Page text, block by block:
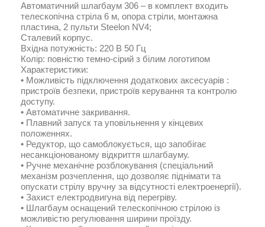
Автоматичний шлагбаум 306 – в комплект входить
телескопічна стріла 6 м, опора стріли, монтажна
пластина, 2 пульти Steelon NV4;
Сталевий корпус.
Вхідна потужність: 220 В 50 Гц
Колір: повністю темно-сірий з білим логотипом
Характеристики:
• Можливість підключення додаткових аксесуарів :
пристроїв безпеки, пристроїв керування та контролю
доступу.
• Автоматичне закривання.
• Плавний запуск та уповільнення у кінцевих
положеннях.
• Редуктор, що самоблокується, що запобігає
несанкціонованому відкриття шлагбауму.
• Ручне механічне розблокування (спеціальний
механізм розчеплення, що дозволяє піднімати та
опускати стрілу вручну за відсутності електроенергії).
• Захист електродвигуна від перегріву.
• Шлагбаум оснащений телескопічною стрілою із
можливістю регулювання ширини проїзду.